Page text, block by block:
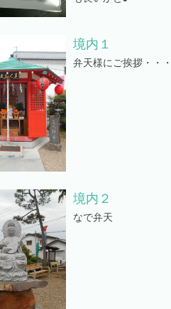
境内１
弁天様にご挨拶・・・
境内２
なで弁天